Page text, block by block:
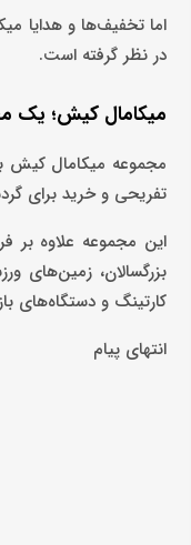
اما تخفیف‌ها و هدایا
در نظر گرفته است.
میکامال کیش؛ یک
تفریحی و خرید برای
این مجموعه علاوه بر
بزرگسالان، زمین‌های
کارتینگ و دستگاه‌های
انتهای پیام